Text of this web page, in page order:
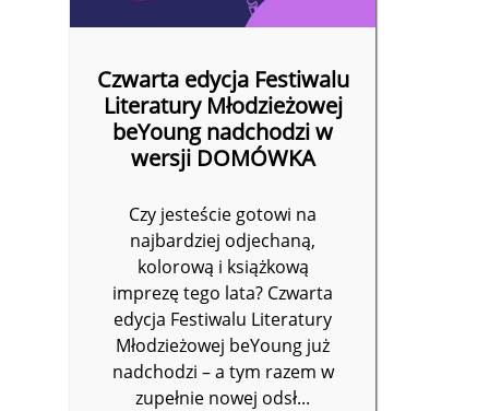
Czwarta edycja Festiwalu
Literatury Młodzieżowej
beYoung nadchodzi w
wersji DOMÓWKA
Czy jesteście gotowi na
najbardziej odjechaną,
kolorową i książkową
imprezę tego lata? Czwarta
edycja Festiwalu Literatury
Młodzieżowej beYoung już
nadchodzi – a tym razem w
zupełnie nowej odsł...